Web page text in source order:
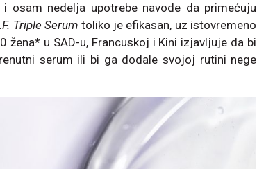
osam nedelja upotrebe navode da primećuju
Triple Serum toliko je efikasan, uz istovremeno
žena* u SAD-u, Francuskoj i Kini izjavljuje da bi
serum ili bi ga dodale svojoj rutini nege